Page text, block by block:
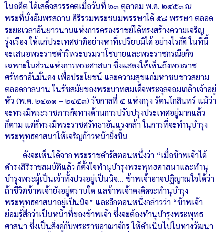
ในอดีต ได้เสด็จสวรรคตเมื่อวันที่ ๒๓ ตุลาคม พ.ศ. ๒๔๕๓ ณ
พระที่นั่งอัมพรสถาน สิริรวมพระชนมพรรษาได้ ๕๘ พรรษา ตลอด
ระยะเวลาอันยาวนานแห่งการครองราชย์ได้ทรงสร้างความเจริญ
รุ่งเรือง ให้แก่ประเทศชาติอย่างหาที่เปรียบมิได้ อย่างไรก็ดี ในที่นี้
จะเสนอพระราชดำริพระบรมราโชบายและพระราชกรณียกิจ
เฉพาะในส่วนแห่งการพระศาสนา ซึ่งแสดงให้เห็นถึงพระราช
ศรัทธาอันมั่นคง เพื่อประโยชน์ และความสุขแก่มหาชนชาวสยาม
ตลอดกาลนาน ในรัชสมัยของพระบาทสมเด็จพระจุลจอมเกล้าเจ้าอยู่
หัว (พ.ศ. ๒๔๑๑ – ๒๔๕๓) รัชกาลที่ ๕ แห่งกรุง รัตนโกสินทร์ แม้ว่า
จะทรงมีพระราชภารกิจทางด้านการปรับปรุงประเทศอยู่มากแล้ว
ก็ตาม แต่ก็ทรงมีพระราชศรัทธาอันแรงกล้า ในการที่จะทำนุบำรุง
พระพุทธศาสนาให้เจริญก้าวหน้ายิ่งขึ้น
ดังจะเห็นได้จาก พระราชดำรัสตอนหนึ่งว่า “เมื่อข้าพเจ้าได้
ดำรงสิริราชสมบัติแล้ว ก็ตั้งใจทำนุบำรุงพระพุทธศาสนาและทำนุ
บำรุงพระผู้เป็นเจ้าทั้งปวงอยู่เป็นนิจ… ข้าพเจ้าอาจปฏิญาณใจได้ว่า
ถ้าชีวิตข้าพเจ้ายังอยู่ตราบใด แลข้าพเจ้าคงคิดจะทำนุบำรุง
พระพุทธศาสนาอยู่เป็นนิจ” และอีกตอนหนึ่งกล่าวว่า “ข้าพเจ้า
ย่อมรู้สึกว่าเป็นหน้าที่ของข้าพเจ้า ซึ่งจะต้องทำนุบำรุงพระพุทธ
ศาสนา ซึ่งเป็นสิ่งคู่กับพระราชอาณาจักร ให้ดำเนินไปในทางวัฒนา